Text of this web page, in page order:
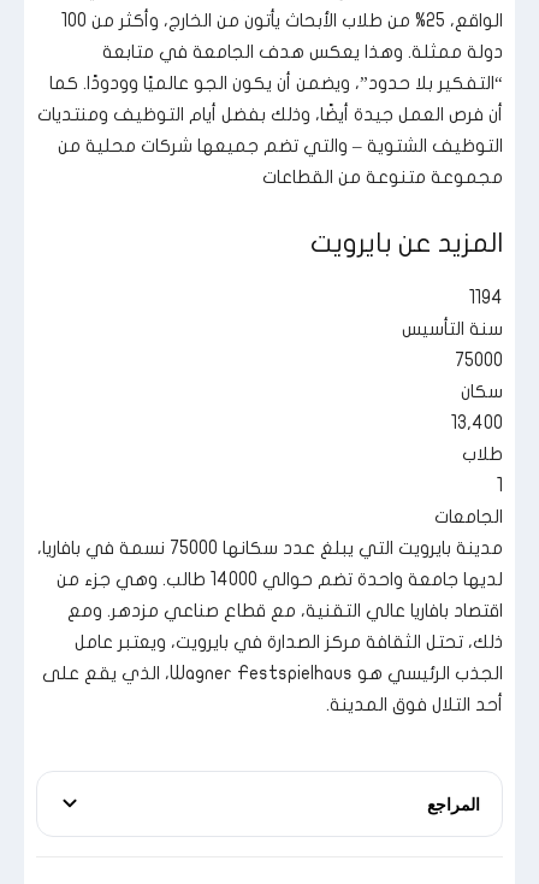
الواقع، 25% من طلاب الأبحاث يأتون من الخارج، وأكثر من 100
دولة ممثلة. وهذا يعكس هدف الجامعة في متابعة
“التفكير بلا حدود”، ويضمن أن يكون الجو عالميًا وودودًا. كما
أن فرص العمل جيدة أيضًا، وذلك بفضل أيام التوظيف ومنتديات
التوظيف الشتوية – والتي تضم جميعها شركات محلية من
مجموعة متنوعة من القطاعات
المزيد عن بايرويت
1194
سنة التأسيس
75000
سكان
13,400
طلاب
1
الجامعات
مدينة بايرويت التي يبلغ عدد سكانها 75000 نسمة في بافاريا،
لديها جامعة واحدة تضم حوالي 14000 طالب. وهي جزء من
اقتصاد بافاريا عالي التقنية، مع قطاع صناعي مزدهر. ومع
ذلك، تحتل الثقافة مركز الصدارة في بايرويت، ويعتبر عامل
الجذب الرئيسي هو Wagner Festspielhaus، الذي يقع على
أحد التلال فوق المدينة.
المراجع